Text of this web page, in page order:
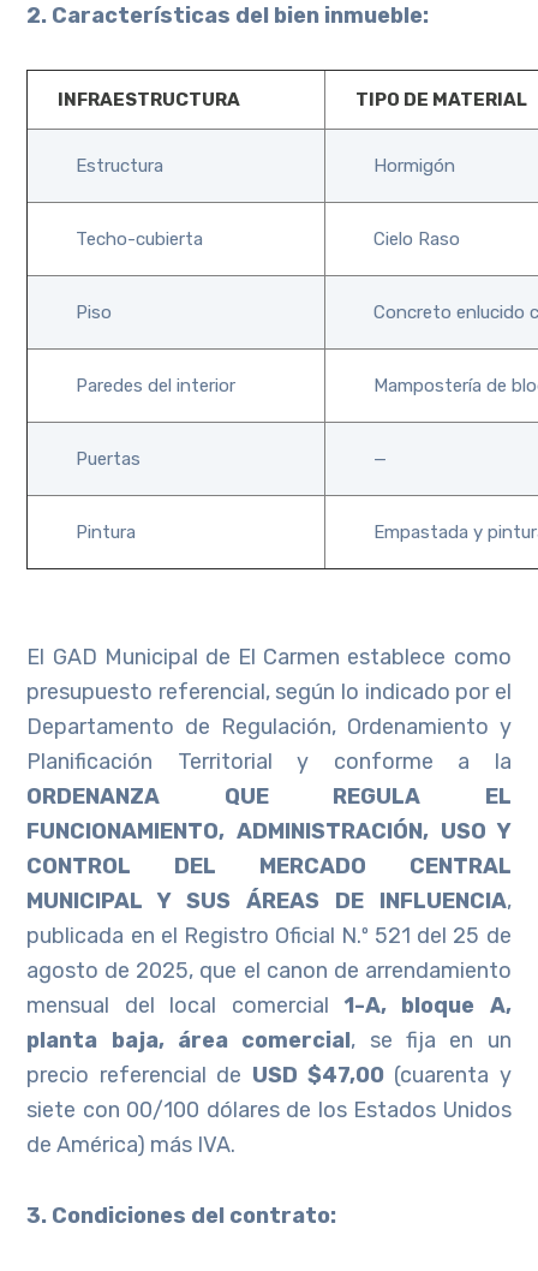
2. Características del bien inmueble:
INFRAESTRUCTURA TIPO DE MATERIAL
Estructura Hormigón
Techo-cubierta Cielo Raso
Piso Concreto enlucido
Paredes del interior Mampostería de
Puertas —
Pintura Empastada y
El GAD Municipal de El Carmen establece como
presupuesto referencial, según lo indicado por el
Departamento de Regulación, Ordenamiento y
Planificación Territorial y conforme a la
ORDENANZA QUE REGULA EL
FUNCIONAMIENTO, ADMINISTRACIÓN, USO Y
CONTROL DEL MERCADO CENTRAL
MUNICIPAL Y SUS ÁREAS DE INFLUENCIA,
publicada en el Registro Oficial N.º 521 del 25 de
agosto de 2025, que el canon de arrendamiento
mensual del local comercial 1-A, bloque A,
planta baja, área comercial, se fija en un
precio referencial de USD $47,00(cuarenta y
siete con 00/100 dólares de los Estados Unidos
de América) más IVA.
3. Condiciones del contrato: